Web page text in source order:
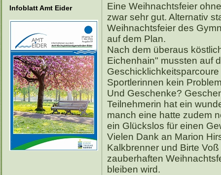
Infoblatt Amt Eider
Eine Weihnachtsfeier
zwar sehr gut. Alternativ
Weihnachtsfeier des
auf dem Plan.
Nach dem überaus
Eichenhain" mussten auf
Sportlerinnen kein
Und Geschenke?
Teilnehmerin hat ein
manch eine hatte zudem
ein Glückslos für einen
Vielen Dank an Marion
Kalkbrenner und Birte
zauberhaften
bleiben wird.